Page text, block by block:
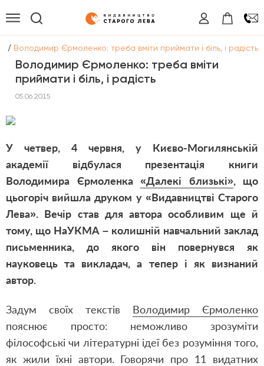
/ Володимир Єрмоленко: треба вміти приймати і біль, і радість
Володимир Єрмоленко: треба вміти
приймати і біль, і радість
05.06.2015
У четвер, 4 червня, у Києво-Могилянській
академії відбулася презентація книги
Володимира Єрмоленка «Далекі близькі», що
цьогоріч вийшла друком у «Видавництві Старого
Лева». Вечір став для автора особливим ще й
тому, що НаУКМА – колишній навчальний заклад
письменника, до якого він повернувся як
науковець та викладач, а тепер і як визнаний
автор.
Задум своїх текстів Володимир Єрмоленко
пояснює просто: неможливо зрозуміти
філософські чи літературні ідеї без розуміння того,
як жили їхні автори. Говорячи про 11 видатних